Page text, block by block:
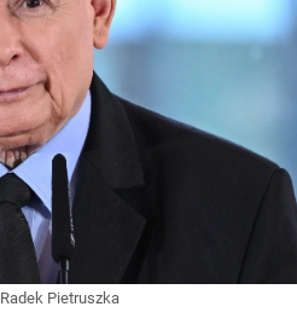
Radek Pietruszka